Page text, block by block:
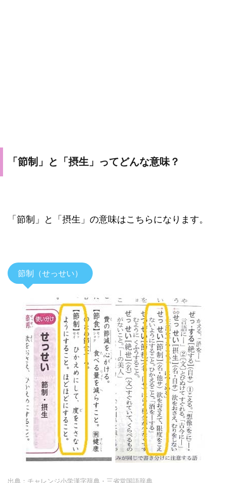
「節制」と「摂生」ってどんな意味？
「節制」と「摂生」の意味はこちらになります。
節制（せっせい）
出典：チャレンジ小学漢字辞典・三省堂国語辞典